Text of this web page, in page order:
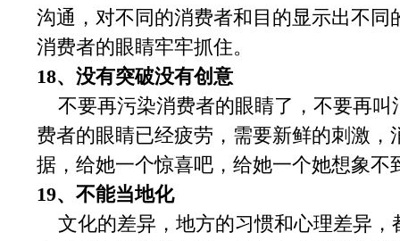
沟通，对不同的消费者和目的显示出不
消费者的眼睛牢牢抓住。
18、没有突破没有创意
不要再污染消费者的眼睛了，不要再叫
费者的眼睛已经疲劳，需要新鲜的刺激
据，给她一个惊喜吧，给她一个她想象
19、不能当地化
文化的差异，地方的习惯和心理差异，